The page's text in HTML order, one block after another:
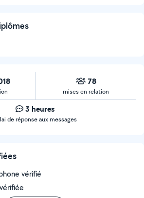
78
mises en relation
3 heures
de réponse aux messages
vérifié